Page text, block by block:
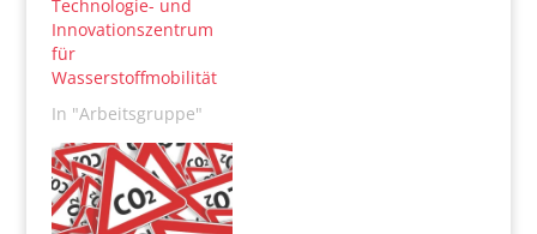
Technologie- und
Innovationszentrum
für
Wasserstoffmobilität
In "Arbeitsgruppe"